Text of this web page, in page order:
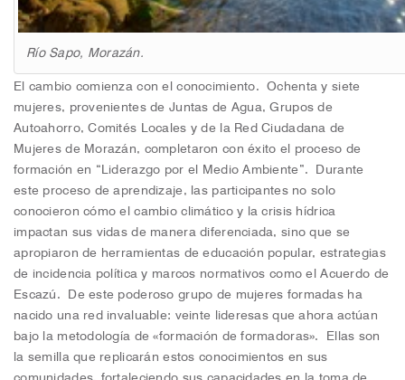
Río Sapo, Morazán.
El cambio comienza con el conocimiento. Ochenta y siete
mujeres, provenientes de Juntas de Agua, Grupos de
Autoahorro, Comités Locales y de la Red Ciudadana de
Mujeres de Morazán, completaron con éxito el proceso de
formación en “Liderazgo por el Medio Ambiente”. Durante
este proceso de aprendizaje, las participantes no solo
conocieron cómo el cambio climático y la crisis hídrica
impactan sus vidas de manera diferenciada, sino que se
apropiaron de herramientas de educación popular, estrategias
de incidencia política y marcos normativos como el Acuerdo de
Escazú. De este poderoso grupo de mujeres formadas ha
nacido una red invaluable: veinte lideresas que ahora actúan
bajo la metodología de «formación de formadoras». Ellas son
la semilla que replicarán estos conocimientos en sus
comunidades, fortaleciendo sus capacidades en la toma de